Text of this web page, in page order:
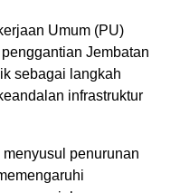
Umum (PU)
Jembatan
sebagai langkah
infrastruktur
penurunan